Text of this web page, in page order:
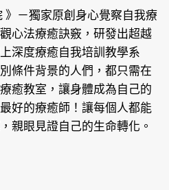
－獨家原創身心覺察自我療
心法療癒訣竅，研發出超越
深度療癒自我培訓教學系
條件背景的人們，都只需在
癒教室，讓身體成為自己的
好的療癒師！讓每個人都能
親眼見證自己的生命轉化。